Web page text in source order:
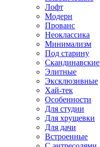
Лофт
Модерн
Прованс
Неоклассика
Минимализм
Под старину
Скандинавские
Элитные
Эксклюзивные
Хай-тек
Особенности
Для студии
Для хрущевки
Для дачи
Встроенные